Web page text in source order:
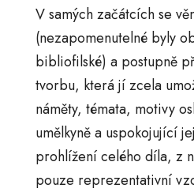
V samých začátcích se
(nezapomenutelné byly
bibliofilské) a postupně
tvorbu, která jí zcela
náměty, témata, motivy
umělkyně a uspokojující
prohlížení celého díla, z
pouze reprezentativní